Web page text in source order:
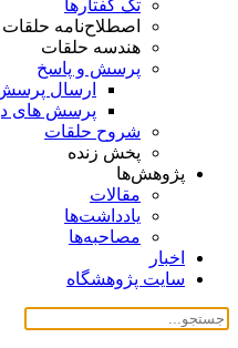
تک گفتارها
اصطلاح‌نامه حلقات
هندسه حلقات
پرسش و پاسخ
ارسال
پرسش های
شروح حلقات
پخش زنده
پژوهش‌ها
مقالات
یادداشت‌ها
مصاحبه‌ها
اخبار
سایت پژوهشگاه